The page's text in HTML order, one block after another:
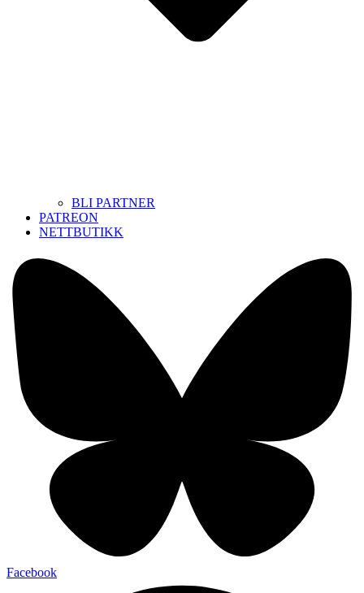
BLI PARTNER
PATREON
NETTBUTIKK
Facebook